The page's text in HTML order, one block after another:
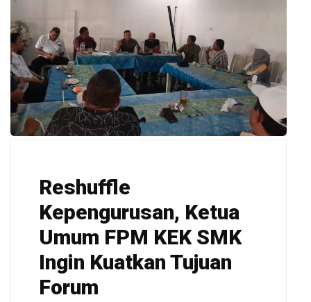
Reshuffle
Kepengurusan, Ketua
Umum FPM KEK SMK
Ingin Kuatkan Tujuan
Forum